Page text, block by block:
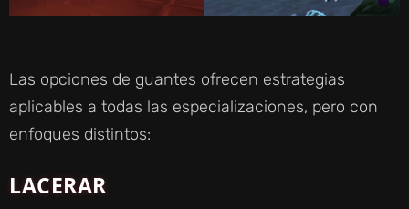
Las opciones de guantes ofrecen estrategias
aplicables a todas las especializaciones, pero con
enfoques distintos:
LACERAR